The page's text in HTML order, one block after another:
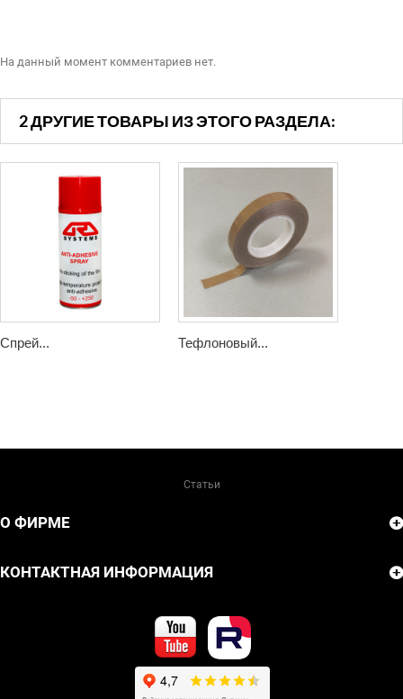
На данный момент комментариев нет.
2 ДРУГИЕ ТОВАРЫ ИЗ ЭТОГО РАЗДЕЛА:
Спрей... Тефлоновый...
Статьи
О ФИРМЕ
КОНТАКТНАЯ ИНФОРМАЦИЯ